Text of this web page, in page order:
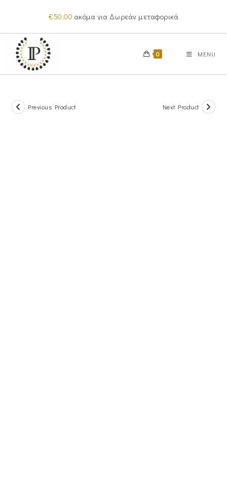
content
€50.00 ακόμα για Δωρεάν μεταφορικά
0 MENU
Previous Product Next Product